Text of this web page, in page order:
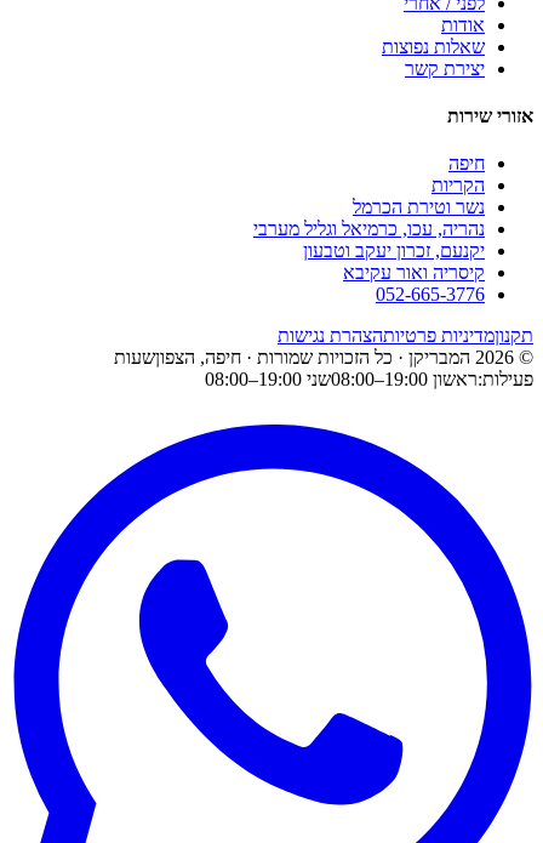
אודות
שאלות נפוצות
יצירת קשר
אזורי שירות
חיפה
הקריות
נשר וטירת הכרמל
נהריה, עכו, כרמיאל וגליל מערבי
יקנעם, זכרון יעקב וטבעון
קיסריה ואור עקיבא
052-665-3776
תקנוןמדיניות פרטיותהצהרת נגישות
©
2026 המבריקן · כל הזכויות שמורות · חיפה, הצפוןשעות
פעילות:ראשון 08:00–19:00 שני 08:00–19:00